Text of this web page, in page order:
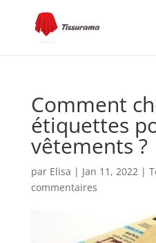
Comment
étiquettes
vêtements ?
par Elisa | Jan 11, 2022|
commentaires